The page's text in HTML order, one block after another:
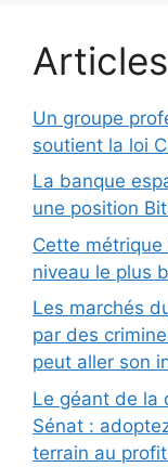
Un groupe
soutient la loi
La banque
une position
Cette métrique
niveau le plus
Les marchés
par des
peut aller son
Le géant de la
Sénat :
terrain au